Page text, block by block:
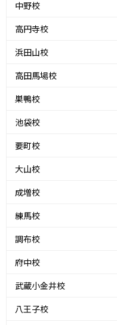
中野校
高円寺校
浜田山校
高田馬場校
巣鴨校
池袋校
要町校
大山校
成増校
練馬校
調布校
府中校
武蔵小金井校
八王子校